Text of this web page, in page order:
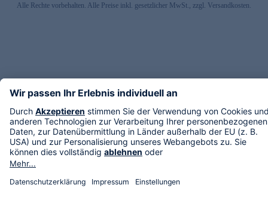
Alle Rechte vorbehalten. Alle Preise inkl. gesetzlicher MwSt., zzgl. Versandkosten.